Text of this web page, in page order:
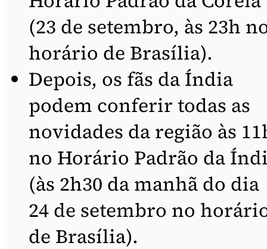
(23 de setembro, às 23h
horário de Brasília).
Depois, os fãs da Índia
podem conferir todas as
novidades da região às
no Horário Padrão da
(às 2h30 da manhã do dia
24 de setembro no
de Brasília).